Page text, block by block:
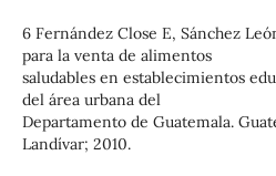
6 Fernández Close E, Sánchez
para la venta de alimentos
saludables en establecimientos
del área urbana del
Departamento de Guatemala.
Landívar; 2010.